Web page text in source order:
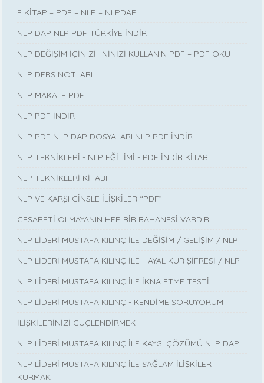
E KİTAP – PDF – NLP – NLPDAP
NLP DAP NLP PDF TÜRKİYE İNDİR
NLP DEĞİŞİM İÇİN ZİHNİNİZİ KULLANIN PDF – PDF OKU
NLP DERS NOTLARI
NLP MAKALE PDF
NLP PDF İNDİR
NLP PDF NLP DAP DOSYALARI NLP PDF İNDİR
NLP TEKNİKLERİ - NLP EĞİTİMİ - PDF İNDİR KİTABI
NLP TEKNİKLERİ KİTABI
NLP VE KARŞI CİNSLE İLİŞKİLER “PDF”
CESARETİ OLMAYANIN HEP BİR BAHANESİ VARDIR
NLP LİDERİ MUSTAFA KILINÇ İLE DEĞİŞİM / GELİŞİM / NLP
NLP LİDERİ MUSTAFA KILINÇ İLE HAYAL KUR ŞİFRESİ / NLP
NLP LİDERİ MUSTAFA KILINÇ İLE İKNA ETME TESTİ
NLP LİDERİ MUSTAFA KILINÇ - KENDİME SORUYORUM
İLİŞKİLERİNİZİ GÜÇLENDİRMEK
NLP LİDERİ MUSTAFA KILINÇ İLE KAYGI ÇÖZÜMÜ NLP DAP
NLP LİDERİ MUSTAFA KILINÇ İLE SAĞLAM İLİŞKİLER
KURMAK